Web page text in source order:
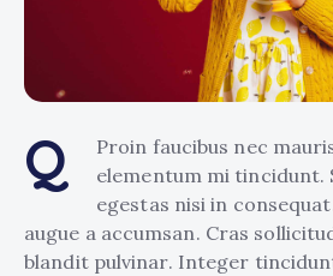
Q
Proin faucibus nec
elementum mi tincidunt.
egestas nisi in
augue a accumsan. Cras
blandit pulvinar. Integer